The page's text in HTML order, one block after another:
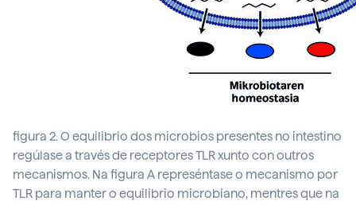
figura 2. O equilibrio dos microbios presentes no intestino
regúlase a través de receptores TLR xunto con outros
mecanismos. Na figura A represéntase o mecanismo por
TLR para manter o equilibrio microbiano, mentres que na